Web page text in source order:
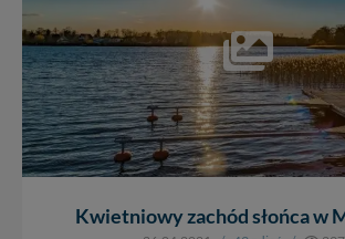
Kwietniowy zachód słońca w